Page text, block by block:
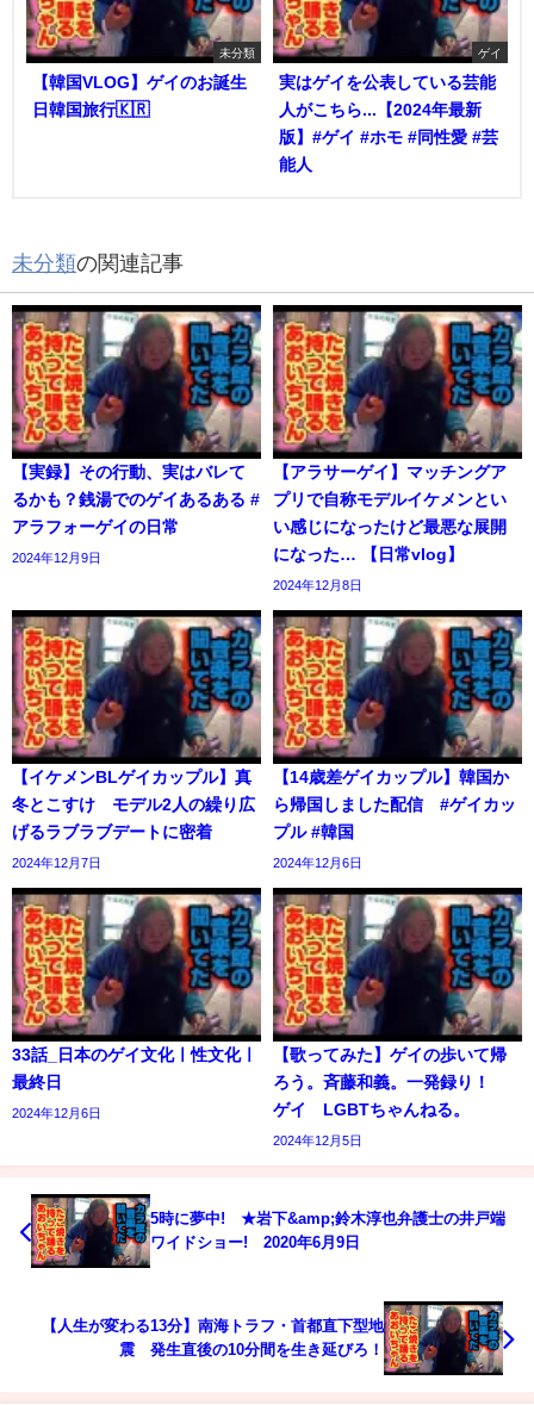
未分類
【韓国VLOG】ゲイのお誕生
日韓国旅行🇰🇷
ゲイ
実はゲイを公表している芸能
人がこちら...【2024年最新
版】#ゲイ #ホモ #同性愛 #芸
能人
未分類の関連記事
【実録】その行動、実はバレて
るかも？銭湯でのゲイあるある #
アラフォーゲイの日常
2024年12月9日
【アラサーゲイ】マッチングア
プリで自称モデルイケメンとい
い感じになったけど最悪な展開
になった… 【日常vlog】
2024年12月8日
【イケメンBLゲイカップル】真
冬とこすけ モデル2人の繰り広
げるラブラブデートに密着
2024年12月7日
【14歳差ゲイカップル】韓国か
ら帰国しました配信 #ゲイカッ
プル #韓国
2024年12月6日
33話_日本のゲイ文化ㅣ性文化ㅣ
最終日
2024年12月6日
【歌ってみた】ゲイの歩いて帰
ろう。斉藤和義。一発録り！
ゲイ LGBTちゃんねる。
2024年12月5日
5時に夢中! ★岩下&amp;鈴木淳也弁護士の井戸端
ワイドショー! 2020年6月9日
【人生が変わる13分】南海トラフ・首都直下型地
震 発生直後の10分間を生き延びろ！